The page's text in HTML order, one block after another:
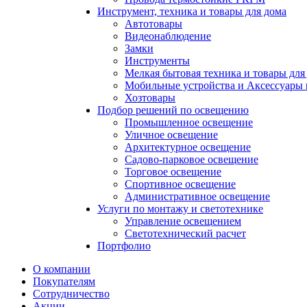
Инструмент, техника и товары для дома
Автотовары
Видеонаблюдение
Замки
Инструменты
Мелкая бытовая техника и товары для
Мобильные устройства и Аксессуары
Хозтовары
Подбор решений по освещению
Промышленное освещение
Уличное освещение
Архитектурное освещение
Садово-парковое освещение
Торговое освещение
Спортивное освещение
Административное освещение
Услуги по монтажу и светотехнике
Управление освещением
Светотехнический расчет
Портфолио
О компании
Покупателям
Сотрудничество